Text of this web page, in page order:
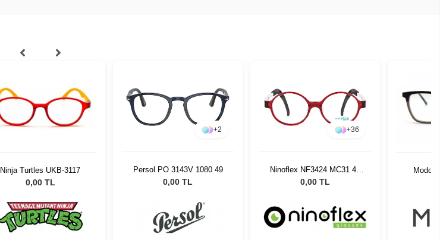
Ninja Turtles UKB-3117
0,00 TL
+2
Persol PO 3143V 1080 49
0,00 TL
+36
Ninoflex NF3424 MC31 44
16 128
0,00 TL
Modo